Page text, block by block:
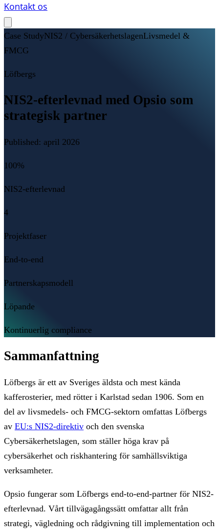
Kontakt os
Case StudyNIS2 / CybersäkerhetslagenLivsmedel &
FMCG
Löfbergs
NIS2-efterlevnad med Opsio som
strategisk partner
Published: april 2026
100%
NIS2-efterlevnad
4
Projektfaser
End-to-end
Partnerskapsmodell
Löpande
Kontinuerlig compliance
Sammanfattning
Löfbergs är ett av Sveriges äldsta och mest kända
kafferosterier, med rötter i Karlstad sedan 1906. Som en
del av livsmedels- och FMCG-sektorn omfattas Löfbergs
av EU:s NIS2-direktiv och den svenska
Cybersäkerhetslagen, som ställer höga krav på
cybersäkerhet och riskhantering för samhällsviktiga
verksamheter.
Opsio fungerar som Löfbergs end-to-end-partner för NIS2-
efterlevnad. Vårt tillvägagångssätt omfattar allt från
strategi, vägledning och rådgivning till implementation och